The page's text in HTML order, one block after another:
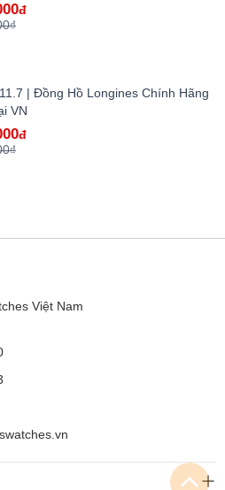
đ
| Đồng Hồ Longines Chính Hãng
VN
đ
Việt Nam